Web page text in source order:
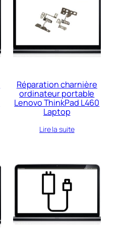
Réparation charnière
ordinateur portable
Lenovo ThinkPad L460
Laptop
Lire la suite